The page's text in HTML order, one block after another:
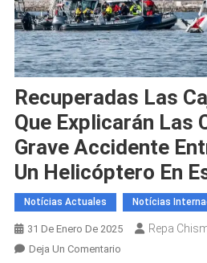
Recuperadas Las
Que Explicarán Las
Grave Accidente
Un Helicóptero En
Notícias Actuales Notícias
31 De Enero De 2025 Repa
Deja Un ComentarioEn